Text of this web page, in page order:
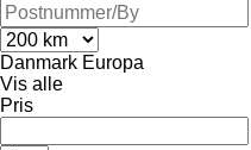
Danmark Europa
Vis alle
Pris